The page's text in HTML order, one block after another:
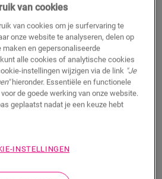
in de buurt
in het echt te zien? Zit je nog
Er is altijd een Quick-Step
ZOEKEN
van cookies
van cookies om je surfervaring te
onze website te analyseren, delen op
en gepersonaliseerde
alle cookies of analytische cookies
instellingen wijzigen via de link "Je
hieronder. Essentiële en functionele
de goede werking van onze website.
geplaatst nadat je een keuze hebt
INSTELLINGEN